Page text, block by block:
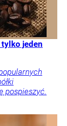
tylko jeden
pospieszyć.